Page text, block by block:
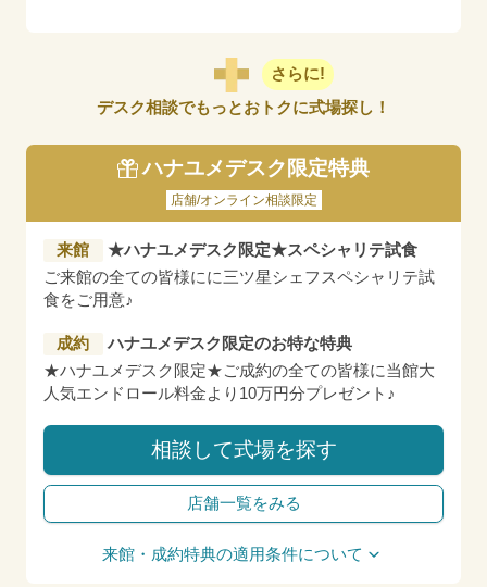
さらに!
デスク相談でもっとおトクに式場探し！
ハナユメデスク限定特典
店舗/オンライン相談限定
来館
★ハナユメデスク限定★スペシャリテ試食
ご来館の全ての皆様にに三ツ星シェフスペシャリテ試
食をご用意♪
成約
ハナユメデスク限定のお特な特典
★ハナユメデスク限定★ご成約の全ての皆様に当館大
人気エンドロール料金より10万円分プレゼント♪
相談して式場を探す
店舗一覧をみる
来館・成約特典の適用条件について